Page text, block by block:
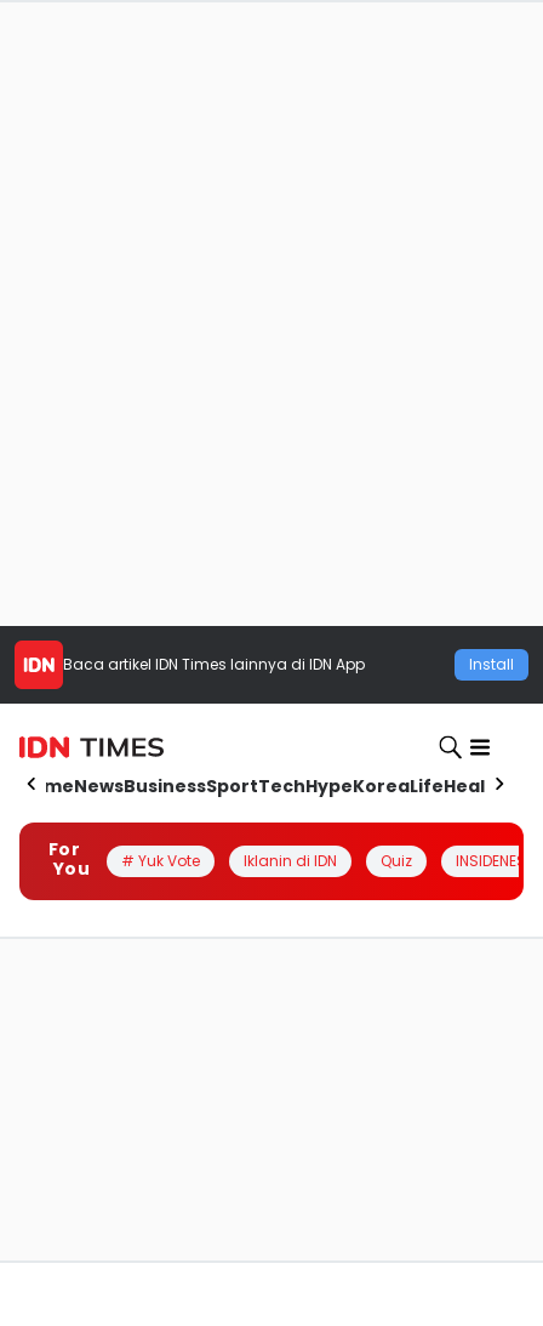
Baca artikel IDN Times lainnya di IDN App Install
HomeNewsBusinessSportTechHypeKoreaLifeHealth
For
You
# Yuk Vote Iklanin di IDN Quiz INSIDENESIA